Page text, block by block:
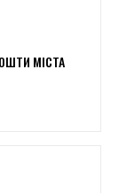
МІСТА